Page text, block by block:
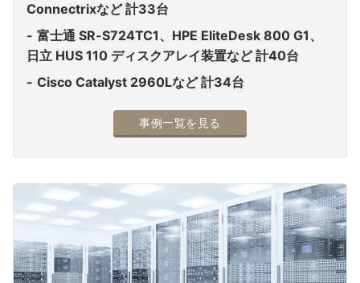
Connectrixなど 計33台
富士通 SR-S724TC1、HPE EliteDesk 800 G1、
日立 HUS 110 ディスクアレイ装置など 計40台
Cisco Catalyst 2960Lなど 計34台
事例一覧を見る